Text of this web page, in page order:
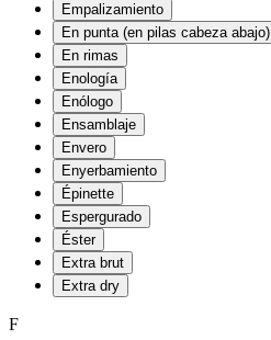
Empalizamiento
En punta (en pilas cabeza abajo)
En rimas
Enología
Enólogo
Ensamblaje
Envero
Enyerbamiento
Épinette
Espergurado
Éster
Extra brut
Extra dry
F